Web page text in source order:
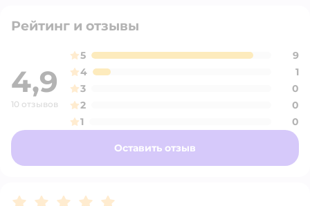
Рейтинг и отзывы
4,9
10 отзывов
5
9
4
1
3
0
2
0
1
0
Оставить отзыв
Рейтинг:5